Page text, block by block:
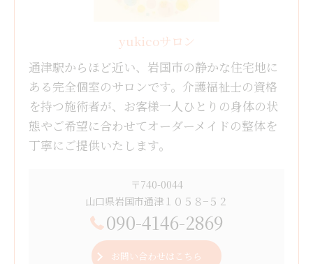
yukicoサロン
通津駅からほど近い、岩国市の静かな住宅地に
ある完全個室のサロンです。介護福祉士の資格
を持つ施術者が、お客様一人ひとりの身体の状
態やご希望に合わせてオーダーメイドの整体を
丁寧にご提供いたします。
〒740-0044
山口県岩国市通津１０５８−５２
090-4146-2869
お問い合わせはこちら